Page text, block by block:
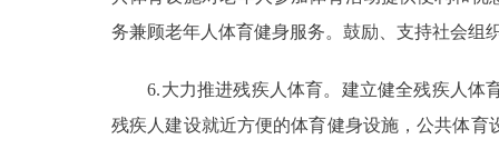
务兼顾老年人体育健身服务。鼓励、支持社会组
6.大力推进残疾人体育。建立健全残疾人体育
残疾人建设就近方便的体育健身设施，公共体